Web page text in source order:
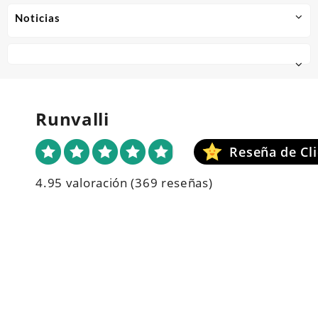
Noticias
Runvalli
4.95 valoración (369 reseñas)